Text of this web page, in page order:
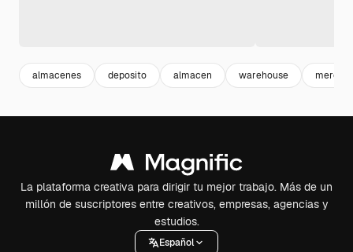
almacenes deposito almacen warehouse
La plataforma creativa para dirigir tu mejor trabajo. Más de un
millón de suscriptores entre creativos, empresas, agencias y
estudios.
Español